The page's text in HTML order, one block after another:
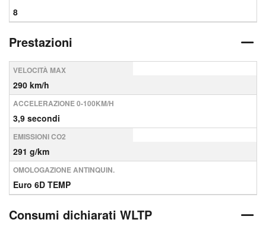
8
Prestazioni
VELOCITÀ MAX
290 km/h
ACCELERAZIONE 0-100KM/H
3,9 secondi
EMISSIONI CO2
291 g/km
OMOLOGAZIONE ANTINQUIN.
Euro 6D TEMP
Consumi dichiarati WLTP